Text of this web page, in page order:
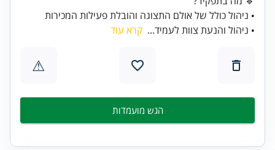
• ניהול כולל של אולם התצוגה והובלת פעילות המכירות
• ניהול והנעת צוות לעמיד... קרא עוד
⚠
הגש מועמדות